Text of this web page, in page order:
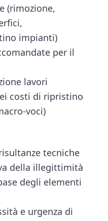
(rimozione,
impianti)
per il
lavori
costi di ripristino
voci)
tecniche
della illegittimità
degli elementi
e urgenza di